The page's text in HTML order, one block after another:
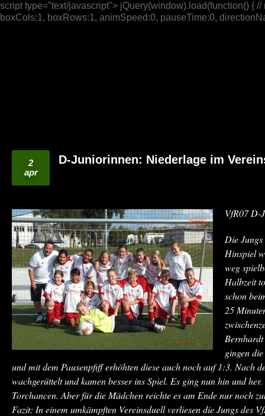
script type="text/javascript"> jQuery(window).load(function() {
boxCols:1, boxRows:1, animSpeed:0, pauseTime:0,
2
apr
D-Juniorinnen: Niederlage im
VfR07 D-
Die
Hinspiel
weg
Halbzeit
schon
25
gingen
und mit dem Pausenpfiff erhöhten diese auch noch auf 1:3. Nach
wachgerüttelt und kamen besser ins Spiel. Es ging nun hin und
Torchancen. Aber für die Mädchen reichte es am Ende nur noch
Fazit: In einem umkämpften Vereinsduell verliesen die Jungs des